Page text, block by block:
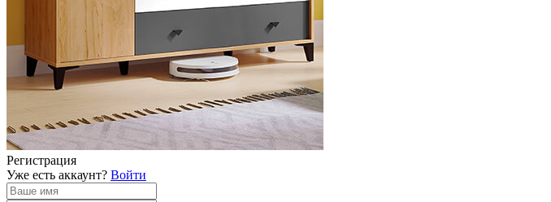
Регистрация
Уже есть аккаунт? Войти